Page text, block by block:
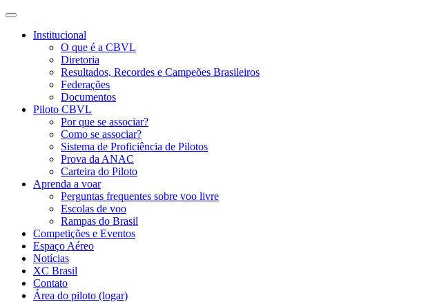
Institucional
O que é a CBVL
Diretoria
Resultados, Recordes e Campeões Brasileiros
Federações
Documentos
Piloto CBVL
Por que se associar?
Como se associar?
Sistema de Proficiência de Pilotos
Prova da ANAC
Carteira do Piloto
Aprenda a voar
Perguntas frequentes sobre voo livre
Escolas de voo
Rampas do Brasil
Competições e Eventos
Espaço Aéreo
Notícias
XC Brasil
Contato
Área do piloto (logar)